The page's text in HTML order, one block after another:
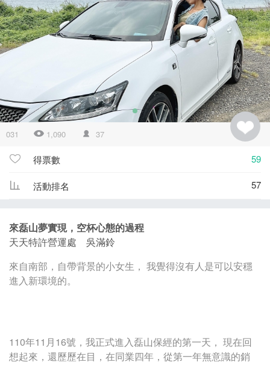
031 1,090 37
得票數 59
活動排名 57
來磊山夢實現，空杯心態的過程
天天特許營運處 吳滿鈴
來自南部，自帶背景的小女生， 我覺得沒有人是可以安穩
進入新環境的。
110年11月16號，我正式進入磊山保經的第一天， 現在回
想起來，還歷歷在目，在同業四年，從第一年無意識的銷